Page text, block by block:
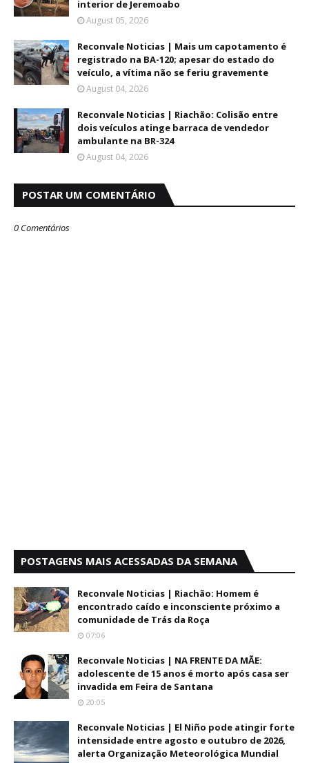
interior de Jeremoabo
August 05, 2026
Reconvale Noticias | Mais um capotamento é
registrado na BA-120; apesar do estado do
veículo, a vítima não se feriu gravemente
August 04, 2026
Reconvale Noticias | Riachão: Colisão entre
dois veículos atinge barraca de vendedor
ambulante na BR-324
August 04, 2026
POSTAR UM COMENTÁRIO
0 Comentários
POSTAGENS MAIS ACESSADAS DA SEMANA
Reconvale Noticias | Riachão: Homem é
encontrado caído e inconsciente próximo a
comunidade de Trás da Roça
07:06
Reconvale Noticias | NA FRENTE DA MÃE:
adolescente de 15 anos é morto após casa ser
invadida em Feira de Santana
20:05
Reconvale Noticias | El Niño pode atingir forte
intensidade entre agosto e outubro de 2026,
alerta Organização Meteorológica Mundial